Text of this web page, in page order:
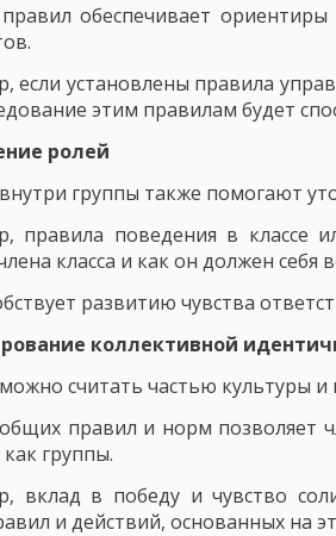
ФОРМИРОВАНИЯ ЛИЧНОСТИ
ПРОЦЕССА СОДЕРЖАНИЕ
ОСНОВНЫЕ ТРЕБОВАНИЯ К
ПЕДАГОГИЧЕСКОГО ОБЩЕНИЯ
МАСТЕРСТВА
СИСТЕМА УШИНСКОГО
Н. ПИРОГОВ И Б. ГРИНЧЕНКО
обеспечивает
если установлены правила
этим правилам будет
ролей
группы также помогают
правила поведения в классе
класса и как он должен себя
развитию чувства
коллективной
считать частью культуры и
правил и норм позволяет
группы.
вклад в победу и чувство
и действий, основанных на